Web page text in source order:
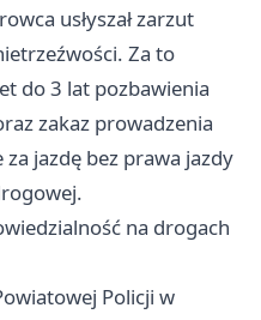
usłyszał zarzut
Za to
do 3 lat pozbawienia
zakaz prowadzenia
jazdę bez prawa jazdy
na drogach
Policji w